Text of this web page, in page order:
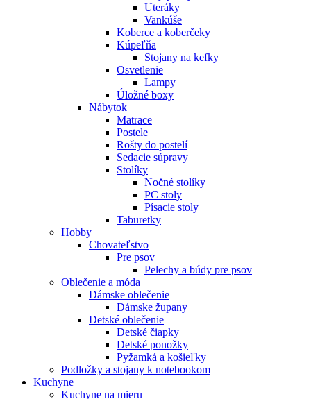
Uteráky
Vankúše
Koberce a koberčeky
Kúpeľňa
Stojany na kefky
Osvetlenie
Lampy
Úložné boxy
Nábytok
Matrace
Postele
Rošty do postelí
Sedacie súpravy
Stolíky
Nočné stolíky
PC stoly
Písacie stoly
Taburetky
Hobby
Chovateľstvo
Pre psov
Pelechy a búdy pre psov
Oblečenie a móda
Dámske oblečenie
Dámske župany
Detské oblečenie
Detské čiapky
Detské ponožky
Pyžamká a košieľky
Podložky a stojany k notebookom
Kuchyne
Kuchyne na mieru